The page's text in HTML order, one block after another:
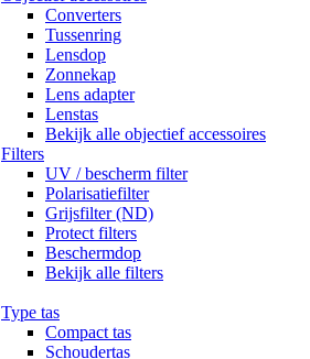
Converters
Tussenring
Lensdop
Zonnekap
Lens adapter
Lenstas
Bekijk alle objectief accessoires
Filters
UV / bescherm filter
Polarisatiefilter
Grijsfilter (ND)
Protect filters
Beschermdop
Bekijk alle filters
Type tas
Compact tas
Schoudertas